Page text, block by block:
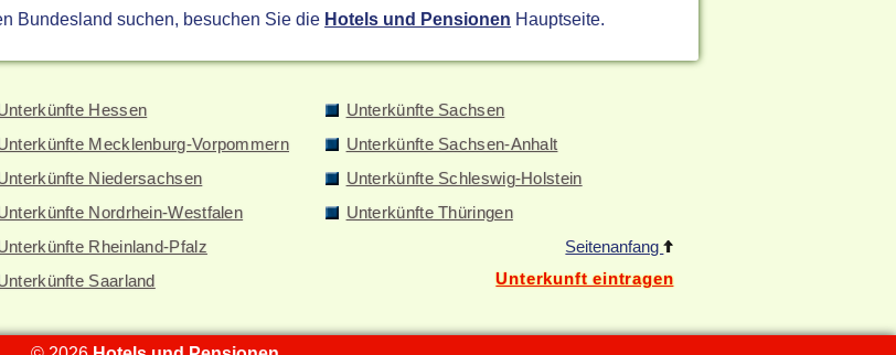
Bundesland suchen, besuchen Sie die Hotels und Pensionen Hauptseite.
Hessen
Mecklenburg-Vorpommern
Niedersachsen
Nordrhein-Westfalen
Rheinland-Pfalz
Saarland
Unterkünfte Sachsen
Unterkünfte Sachsen-Anhalt
Unterkünfte Schleswig-Holstein
Unterkünfte Thüringen
Seitenanfang
Unterkunft eintragen